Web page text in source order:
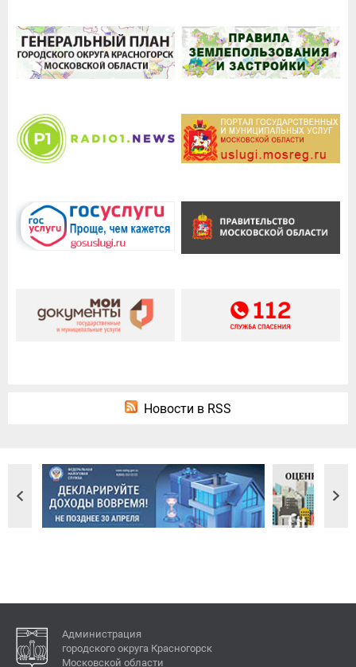
Новости в RSS
Администрация
городского округа Красногорск
Московской области